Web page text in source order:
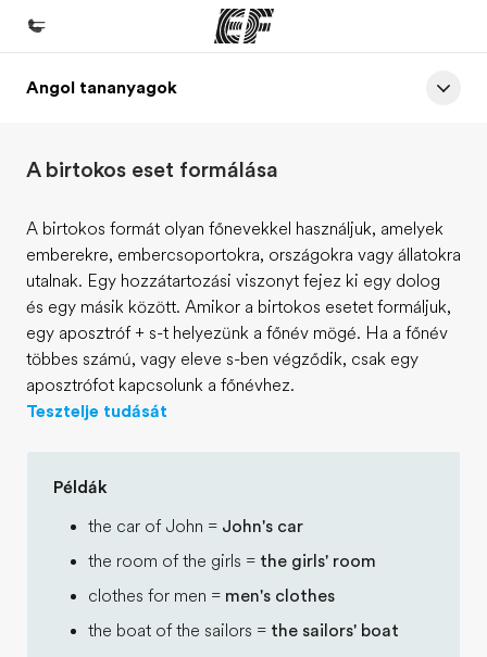
Home
EF programok
EF Iroda
EF iroda a közeledben
Rólunk
Mit kell rólunk tudni
Karrier
Angol tananyagok
A birtokos eset formálása
A birtokos formát olyan főnevekkel használjuk, amelyek
emberekre, embercsoportokra, országokra vagy állatokra
utalnak. Egy hozzátartozási viszonyt fejez ki egy dolog
és egy másik között. Amikor a birtokos esetet formáljuk,
egy aposztróf + s-t helyezünk a főnév mögé. Ha a főnév
többes számú, vagy eleve s-ben végződik, csak egy
aposztrófot kapcsolunk a főnévhez.
Tesztelje tudását
Példák
the car of John = John's car
the room of the girls = the girls' room
clothes for men = men's clothes
the boat of the sailors = the sailors' boat